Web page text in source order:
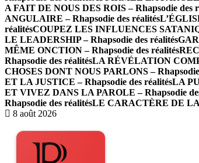
A FAIT DE NOUS DES ROIS – Rhapsodie des
ANGULAIRE – Rhapsodie des réalités
réalitésCOUPEZ LES INFLUENCES
LE LEADERSHIP – Rhapsodie des réalités
MÊME ONCTION – Rhapsodie des réalités
Rhapsodie des réalitésLA RÉVÉLATION
CHOSES DONT NOUS PARLONS –
ET LA JUSTICE – Rhapsodie des réalitésLA
ET VIVEZ DANS LA PAROLE – Rhapsodie
Rhapsodie des réalitésLE CARACTÈRE DE LA
8 août 2026